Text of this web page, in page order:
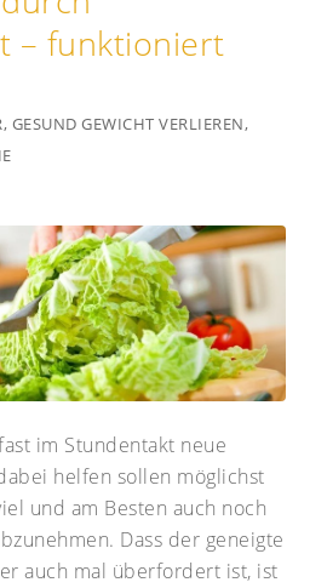
– funktioniert
, GESUND GEWICHT VERLIEREN,
im Stundentakt neue
helfen sollen möglichst
und am Besten auch noch
Dass der geneigte
auch mal überfordert ist, ist